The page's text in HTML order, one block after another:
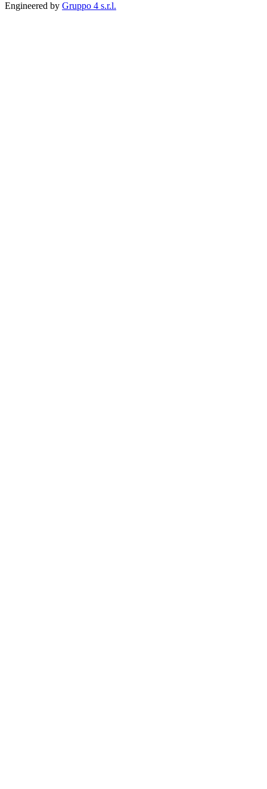
Engineered by Gruppo 4 s.r.l.